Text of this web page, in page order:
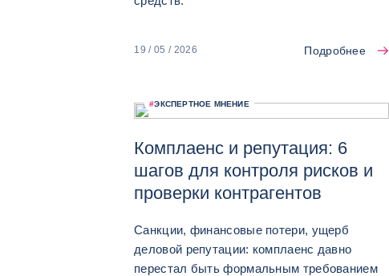
19 / 05 / 2026 Подробнее
#ЭКСПЕРТНОЕ МНЕНИЕ
Комплаенс и репутация: 6
шагов для контроля рисков и
проверки контрагентов
Санкции, финансовые потери, ущерб
деловой репутации: комплаенс давно
перестал быть формальным требованием